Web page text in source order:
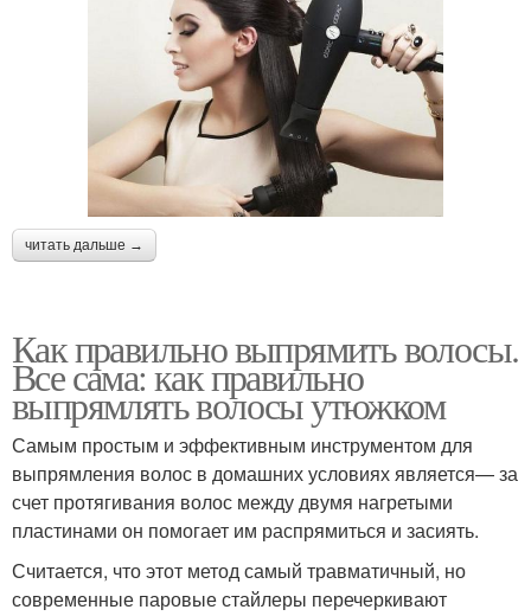
читать дальше →
Как правильно выпрямить волосы.
Все сама: как правильно
выпрямлять волосы утюжком
Самым простым и эффективным инструментом для
выпрямления волос в домашних условиях является— за
счет протягивания волос между двумя нагретыми
пластинами он помогает им распрямиться и засиять.
Считается, что этот метод самый травматичный, но
современные паровые стайлеры перечеркивают